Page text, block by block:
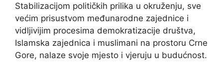
Stabilizacijom političkih prilika u okruženju, sve
većim prisustvom međunarodne zajednice i
vidljivijim procesima demokratizacije društva,
Islamska zajednica i muslimani na prostoru Crne
Gore, nalaze svoje mjesto i vjeruju u budućnost.